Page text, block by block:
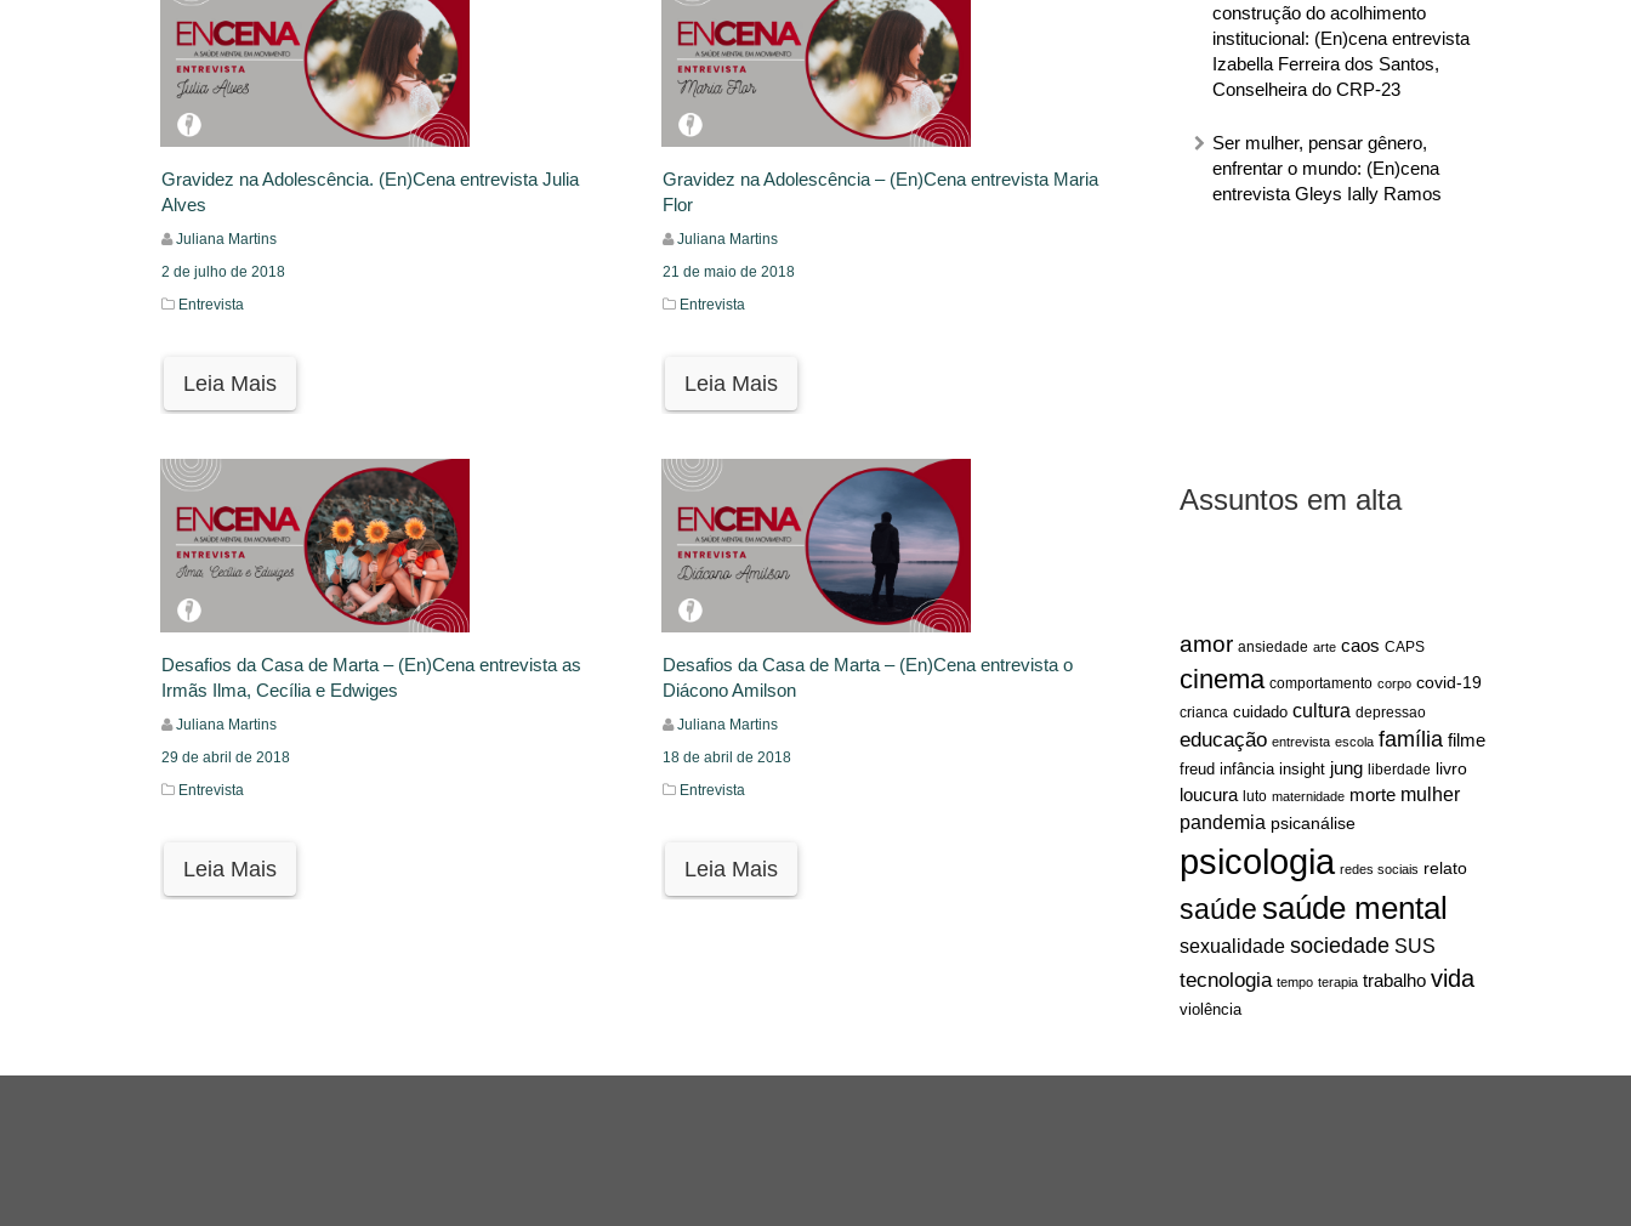
construção do acolhimento
institucional: (En)cena entrevista
Izabella Ferreira dos Santos,
Conselheira do CRP-23
Ser mulher, pensar gênero,
enfrentar o mundo: (En)cena
entrevista Gleys Ially Ramos
Assuntos em alta
amor ansiedade arte caos CAPS
cinema comportamento corpo covid-19
crianca cuidado cultura depressao
educação entrevista escola família filme
freud infância insight jung liberdade livro
loucura luto maternidade morte mulher
pandemia psicanálise
psicologia redes sociais relato
saúdesaúde mental
sexualidade sociedade SUS
tecnologia tempo terapia trabalho vida
violência
Gravidez na Adolescência. (En)Cena entrevista Julia
Alves
Juliana Martins
2 de julho de 2018
Entrevista
Leia Mais
Gravidez na Adolescência – (En)Cena entrevista Maria
Flor
Juliana Martins
21 de maio de 2018
Entrevista
Leia Mais
Desafios da Casa de Marta – (En)Cena entrevista as
Irmãs Ilma, Cecília e Edwiges
Juliana Martins
29 de abril de 2018
Entrevista
Leia Mais
Desafios da Casa de Marta – (En)Cena entrevista o
Diácono Amilson
Juliana Martins
18 de abril de 2018
Entrevista
Leia Mais